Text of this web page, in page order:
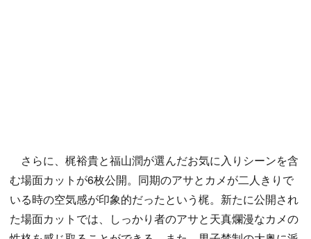
さらに、梶裕貴と福山潤が選んだお気に入りシーンを含
む場面カットが6枚公開。同期のアサとカメが二人きりで
いる時の空気感が印象的だったという梶。新たに公開され
た場面カットでは、しっかり者のアサと天真爛漫なカメの